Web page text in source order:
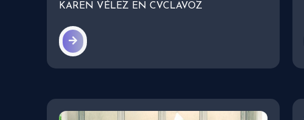
KAREN VÉLEZ EN CVCLAVOZ